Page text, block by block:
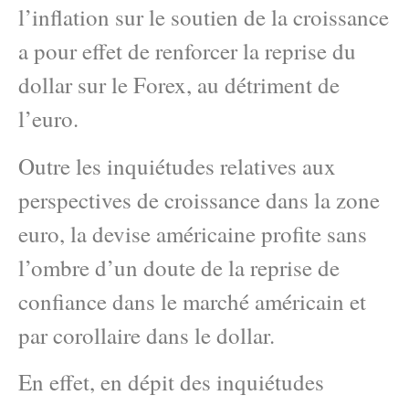
l’inflation sur le soutien de la croissance
a pour effet de renforcer la reprise du
dollar sur le Forex, au détriment de
l’euro.
Outre les inquiétudes relatives aux
perspectives de croissance dans la zone
euro, la devise américaine profite sans
l’ombre d’un doute de la reprise de
confiance dans le marché américain et
par corollaire dans le dollar.
En effet, en dépit des inquiétudes